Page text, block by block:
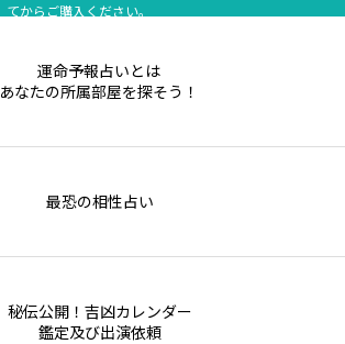
てからご購入ください。
運命予報占いとは
あなたの所属部屋を探そう！
最恐の相性占い
秘伝公開！吉凶カレンダー
鑑定及び出演依頼